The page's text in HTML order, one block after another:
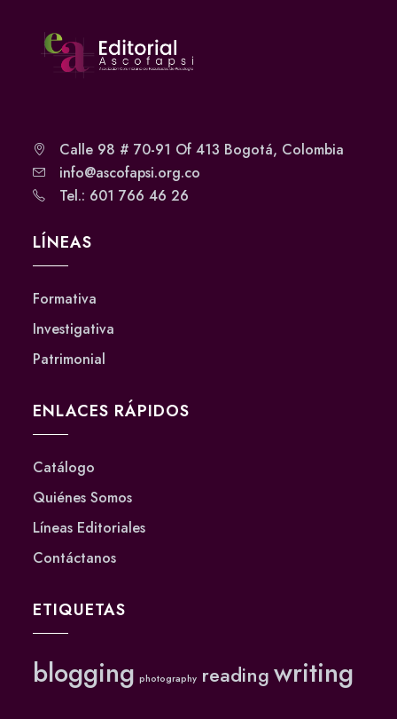
Calle 98 # 70-91 Of 413 Bogotá, Colombia
info@ascofapsi.org.co
Tel.: 601 766 46 26
LÍNEAS
Formativa
Investigativa
Patrimonial
ENLACES RÁPIDOS
Catálogo
Quiénes Somos
Líneas Editoriales
Contáctanos
ETIQUETAS
blogging photography reading writing